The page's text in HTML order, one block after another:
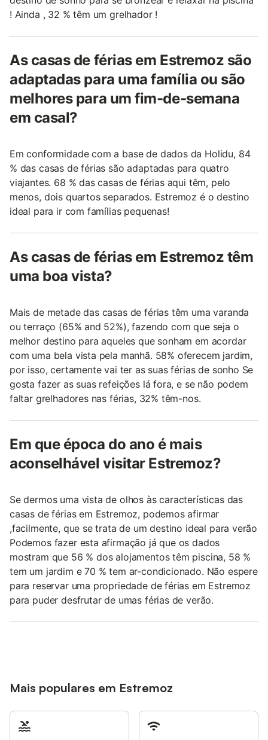
! Ainda , 32 % têm um grelhador !
As casas de férias em Estremoz são
adaptadas para uma família ou são
melhores para um fim-de-semana
em casal?
Em conformidade com a base de dados da Holidu, 84
% das casas de férias são adaptadas para quatro
viajantes. 68 % das casas de férias aqui têm, pelo
menos, dois quartos separados. Estremoz é o destino
ideal para ir com famílias pequenas!
As casas de férias em Estremoz têm
uma boa vista?
Mais de metade das casas de férias têm uma varanda
ou terraço (65% and 52%), fazendo com que seja o
melhor destino para aqueles que sonham em acordar
com uma bela vista pela manhã. 58% oferecem jardim,
por isso, certamente vai ter as suas férias de sonho Se
gosta fazer as suas refeições lá fora, e se não podem
faltar grelhadores nas férias, 32% têm-nos.
Em que época do ano é mais
aconselhável visitar Estremoz?
Se dermos uma vista de olhos às características das
casas de férias em Estremoz, podemos afirmar
,facilmente, que se trata de um destino ideal para verão
Podemos fazer esta afirmação já que os dados
mostram que 56 % dos alojamentos têm piscina, 58 %
tem um jardim e 70 % tem ar-condicionado. Não espere
para reservar uma propriedade de férias em Estremoz
para puder desfrutar de umas férias de verão.
Mais populares em Estremoz